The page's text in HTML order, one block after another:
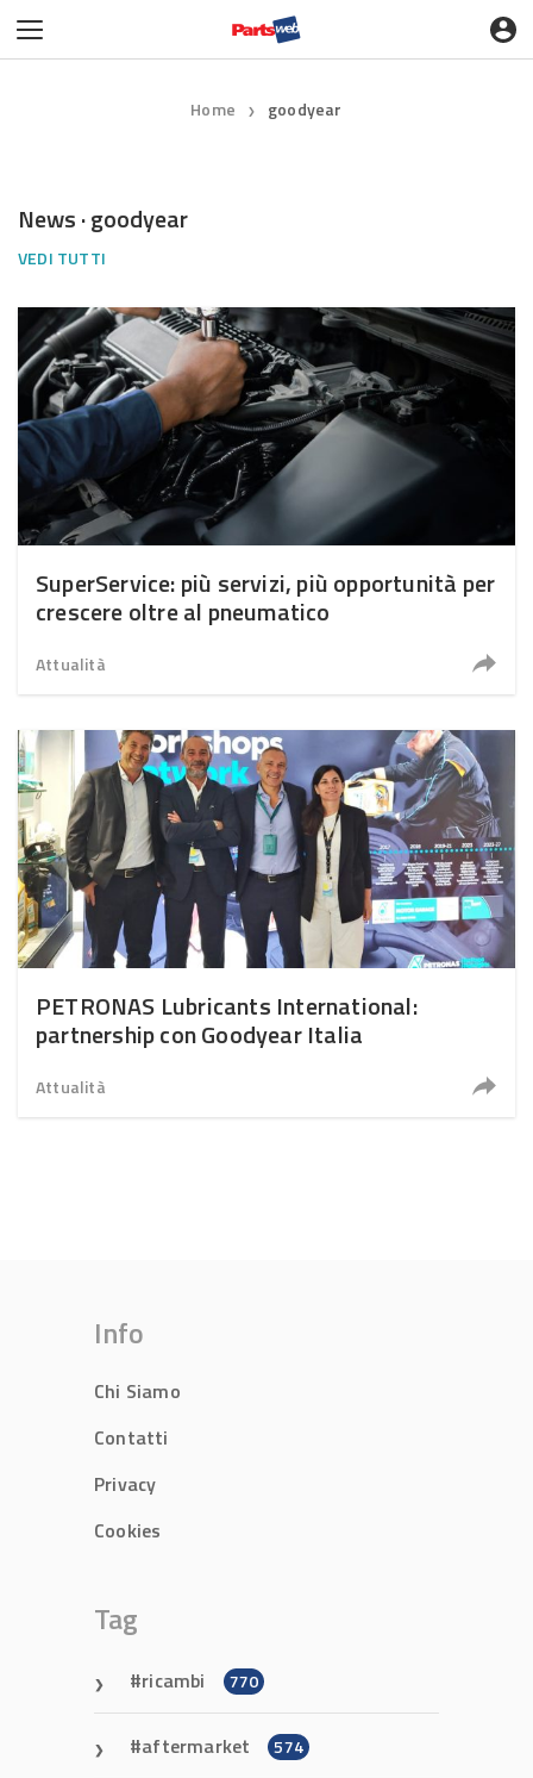
Home ❯ goodyear
News · goodyear
VEDI TUTTI
SuperService: più servizi, più opportunità per
crescere oltre al pneumatico
Attualità
PETRONAS Lubricants International:
partnership con Goodyear Italia
Attualità
Info
Chi Siamo
Contatti
Privacy
Cookies
Tag
ricambi 770
aftermarket 574